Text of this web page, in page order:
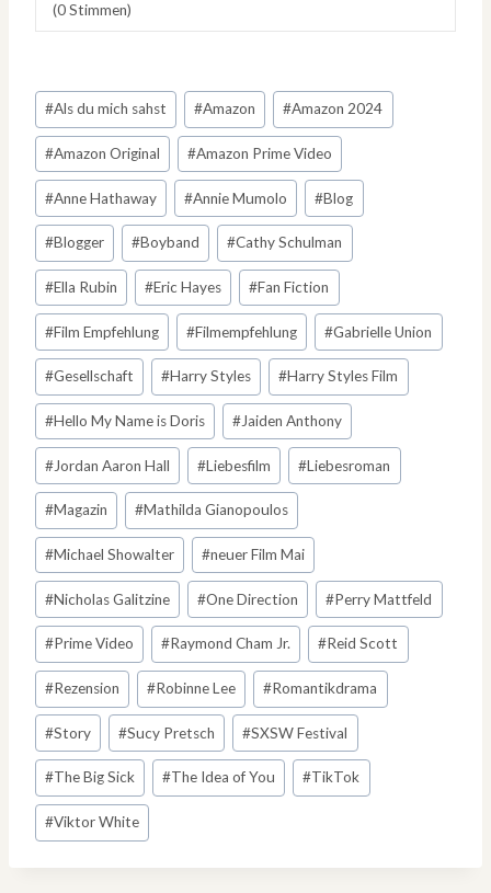
(0Stimmen)
Schlagworte:
#Als du mich sahst #Amazon #Amazon 2024
#Amazon Original #Amazon Prime Video
#Anne Hathaway #Annie Mumolo #Blog
#Blogger #Boyband #Cathy Schulman
#Ella Rubin #Eric Hayes #Fan Fiction
#Film Empfehlung #Filmempfehlung #Gabrielle Union
#Gesellschaft #Harry Styles #Harry Styles Film
#Hello My Name is Doris #Jaiden Anthony
#Jordan Aaron Hall #Liebesfilm #Liebesroman
#Magazin #Mathilda Gianopoulos
#Michael Showalter #neuer Film Mai
#Nicholas Galitzine #One Direction #Perry Mattfeld
#Prime Video #Raymond Cham Jr. #Reid Scott
#Rezension #Robinne Lee #Romantikdrama
#Story #Sucy Pretsch #SXSW Festival
#The Big Sick #The Idea of You #TikTok
#Viktor White